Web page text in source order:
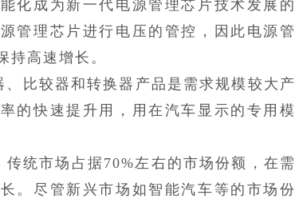
化成为新一代电源管理芯片技术发展的
管理芯片进行电压的管控，因此电源管
持高速增长。
比较器和转换器产品是需求规模较大产
的快速提升用，用在汽车显示的专用模
统市场占据70%左右的市场份额，在需
。尽管新兴市场如智能汽车等的市场份